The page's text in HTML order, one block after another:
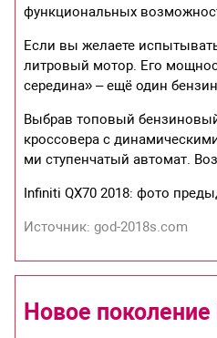
функциональных
Если вы желаете
литровый мотор. Его
середина» – ещё один
Выбрав топовый
кроссовера с
ми ступенчатый автомат.
Infiniti QX70 2018: фото
Источник: god-2018s.com
Новое